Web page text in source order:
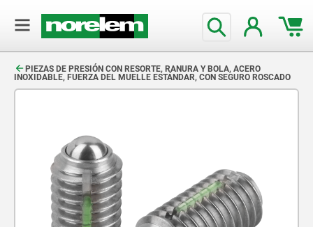
PIEZAS DE PRESIÓN CON RESORTE, RANURA Y BOLA, ACERO
INOXIDABLE, FUERZA DEL MUELLE ESTÁNDAR, CON SEGURO ROSCADO